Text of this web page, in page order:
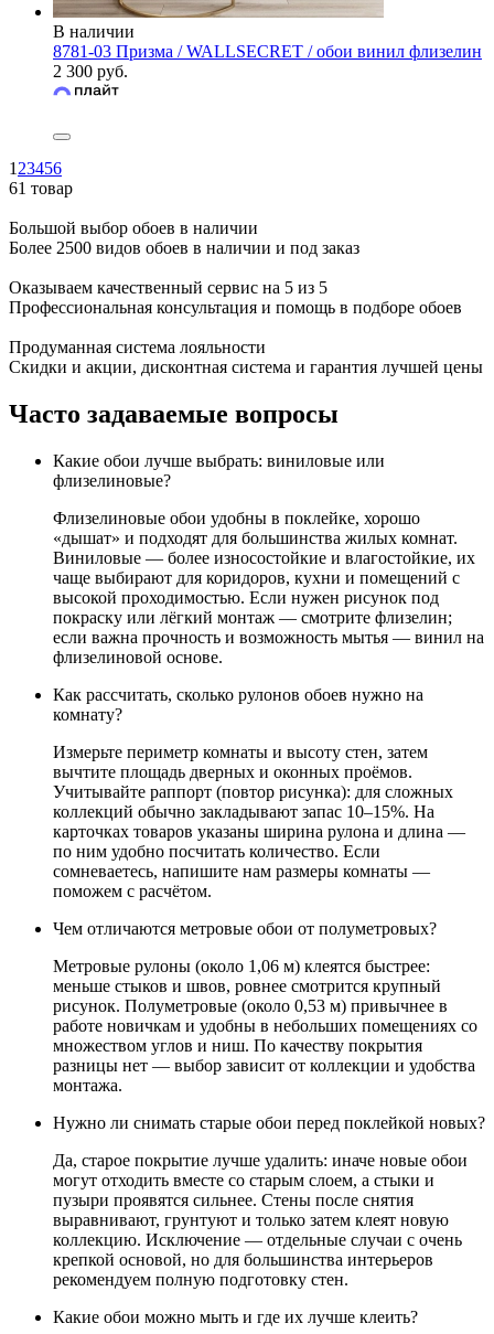
В наличии
8781-03 Призма / WALLSECRET / обои винил флизелин
2 300 руб.
123456
61 товар
Большой выбор обоев в наличии
Более 2500 видов обоев в наличии и под заказ
Оказываем качественный сервис на 5 из 5
Профессиональная консультация и помощь в подборе обоев
Продуманная система лояльности
Скидки и акции, дисконтная система и гарантия лучшей цены
Часто задаваемые вопросы
Какие обои лучше выбрать: виниловые или
флизелиновые?
Флизелиновые обои удобны в поклейке, хорошо
«дышат» и подходят для большинства жилых комнат.
Виниловые — более износостойкие и влагостойкие, их
чаще выбирают для коридоров, кухни и помещений с
высокой проходимостью. Если нужен рисунок под
покраску или лёгкий монтаж — смотрите флизелин;
если важна прочность и возможность мытья — винил на
флизелиновой основе.
Как рассчитать, сколько рулонов обоев нужно на
комнату?
Измерьте периметр комнаты и высоту стен, затем
вычтите площадь дверных и оконных проёмов.
Учитывайте раппорт (повтор рисунка): для сложных
коллекций обычно закладывают запас 10–15%. На
карточках товаров указаны ширина рулона и длина —
по ним удобно посчитать количество. Если
сомневаетесь, напишите нам размеры комнаты —
поможем с расчётом.
Чем отличаются метровые обои от полуметровых?
Метровые рулоны (около 1,06 м) клеятся быстрее:
меньше стыков и швов, ровнее смотрится крупный
рисунок. Полуметровые (около 0,53 м) привычнее в
работе новичкам и удобны в небольших помещениях со
множеством углов и ниш. По качеству покрытия
разницы нет — выбор зависит от коллекции и удобства
монтажа.
Нужно ли снимать старые обои перед поклейкой новых?
Да, старое покрытие лучше удалить: иначе новые обои
могут отходить вместе со старым слоем, а стыки и
пузыри проявятся сильнее. Стены после снятия
выравнивают, грунтуют и только затем клеят новую
коллекцию. Исключение — отдельные случаи с очень
крепкой основой, но для большинства интерьеров
рекомендуем полную подготовку стен.
Какие обои можно мыть и где их лучше клеить?